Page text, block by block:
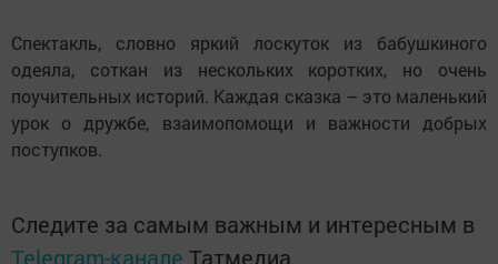
Спектакль, словно яркий лоскуток из бабушкиного
одеяла, соткан из нескольких коротких, но очень
поучительных историй. Каждая сказка – это маленький
урок о дружбе, взаимопомощи и важности добрых
поступков.
Следите за самым важным и интересным в
Telegram-канале Татмедиа